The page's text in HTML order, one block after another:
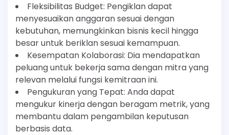
Fleksibilitas Budget: Pengiklan dapat
menyesuaikan anggaran sesuai dengan
kebutuhan, memungkinkan bisnis kecil hingga
besar untuk beriklan sesuai kemampuan.
Kesempatan Kolaborasi: Dia mendapatkan
peluang untuk bekerja sama dengan mitra yang
relevan melalui fungsi kemitraan ini.
Pengukuran yang Tepat: Anda dapat
mengukur kinerja dengan beragam metrik, yang
membantu dalam pengambilan keputusan
berbasis data.